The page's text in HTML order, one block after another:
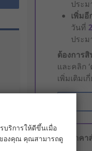
ประ
เพิ่มอี
วันที่
ประ
ต้องการ
และคลิก
เพิ่มเติม
ตัวเลือกราค
บริการให้ดีขึ้นเมื่อ
องคุณ คุณสามารถดู